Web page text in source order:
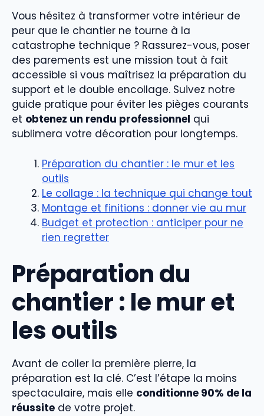
Vous hésitez à transformer votre intérieur de
peur que le chantier ne tourne à la
catastrophe technique ? Rassurez-vous, poser
des parements est une mission tout à fait
accessible si vous maîtrisez la préparation du
support et le double encollage. Suivez notre
guide pratique pour éviter les pièges courants
et obtenez un rendu professionnel qui
sublimera votre décoration pour longtemps.
Préparation du chantier : le mur et les
outils
Le collage : la technique qui change tout
Montage et finitions : donner vie au mur
Budget et protection : anticiper pour ne
rien regretter
Préparation du
chantier : le mur et
les outils
Avant de coller la première pierre, la
préparation est la clé. C’est l’étape la moins
spectaculaire, mais elle conditionne 90% de la
réussite de votre projet.